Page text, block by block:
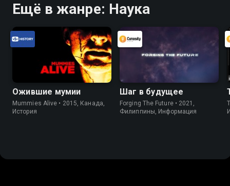
Ещё в жанре: Наука
Ожившие мумии
Mummies Alive • 2015, Канада,
История
Шаг в будущее
Forging The Future • 2021,
Филиппины, Информация